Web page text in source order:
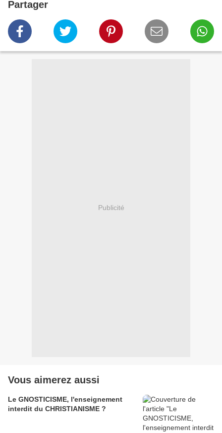
Partager
Publicité
Vous aimerez aussi
Le GNOSTICISME, l'enseignement
interdit du CHRISTIANISME ?